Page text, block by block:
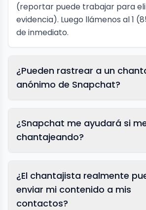
(reportar puede trabajar para
evidencia). Luego llámenos al 1
de inmediato.
¿Pueden rastrear a un
anónimo de Snapchat?
¿Snapchat me ayudará si
chantajeando?
¿El chantajista realmente
enviar mi contenido a mis
contactos?